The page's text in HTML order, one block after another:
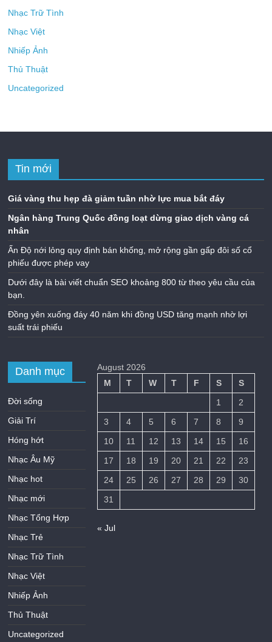
Nhạc Trữ Tình
Nhạc Việt
Nhiếp Ảnh
Thủ Thuật
Uncategorized
Tin mới
Giá vàng thu hẹp đà giảm tuần nhờ lực mua bắt đáy
Ngân hàng Trung Quốc đồng loạt dừng giao dịch vàng cá
nhân
Ấn Độ nới lỏng quy định bán khống, mở rộng gần gấp đôi số cổ
phiếu được phép vay
Dưới đây là bài viết chuẩn SEO khoảng 800 từ theo yêu cầu của
bạn.
Đồng yên xuống đáy 40 năm khi đồng USD tăng mạnh nhờ lợi
suất trái phiếu
Danh mục
Đời sống
Giải Trí
Hóng hớt
Nhạc Âu Mỹ
Nhạc hot
Nhạc mới
Nhạc Tổng Hợp
Nhạc Trẻ
Nhạc Trữ Tình
Nhạc Việt
Nhiếp Ảnh
Thủ Thuật
Uncategorized
August 2026
M
T W T F S
S
1
2
3
4 5 6 7 8
9
10
11 12 13 14 15
16
17
18 19 20 21 22
23
24
25 26 27 28 29
30
31
« Jul